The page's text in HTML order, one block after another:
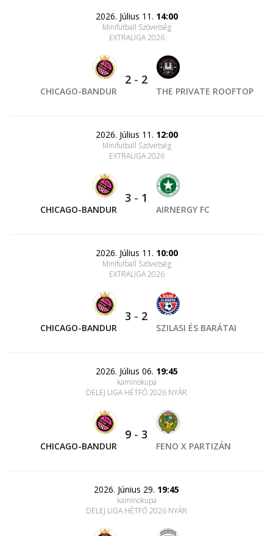
2026. Július 11. 14:00
Minifutball Szövetség
EXTRALIGA 2026
CHICAGO-BANDUR
2 - 2
THE PRIVATE ROOFTOP
2026. Július 11. 12:00
Minifutball Szövetség
EXTRALIGA 2026
CHICAGO-BANDUR
3 - 1
AIRNERGY FC
2026. Július 11. 10:00
Minifutball Szövetség
EXTRALIGA 2026
CHICAGO-BANDUR
3 - 2
SZILASI ÉS BARÁTAI
2026. Július 06. 19:45
kaminokupa
DELEJ LIGA HÉTFŐ 2026 NYÁR
CHICAGO-BANDUR
9 - 3
FENO X PARTIZÁN
2026. Június 29. 19:45
kaminokupa
DELEJ LIGA HÉTFŐ 2026 NYÁR